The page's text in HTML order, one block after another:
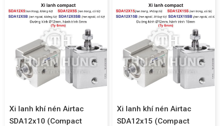
Xi lanh khí nén Airtac
SDA12x10 (Compact
Xi lanh khí nén Airtac
SDA12x15 (Compact